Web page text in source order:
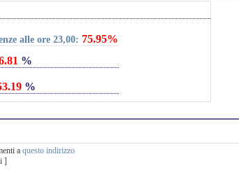
alle ore 23,00: 75.95%
%
%
a questo indirizzo
]